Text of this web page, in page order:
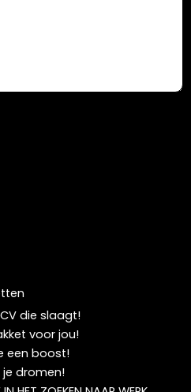
CV die slaagt!
voor jou!
een boost!
je dromen!